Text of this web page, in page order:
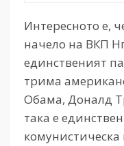
Интересното е,
начело на ВКП
единственият
трима
Обама, Доналд
така е
комунистическа